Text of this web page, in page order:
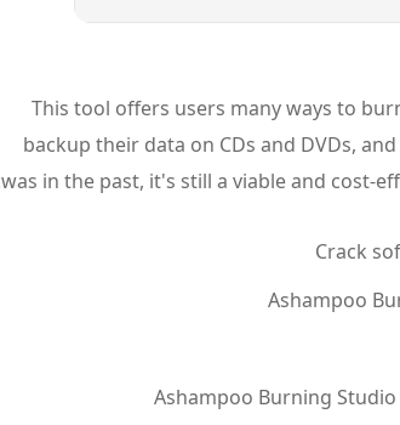
This tool offers users many ways to
backup their data on CDs and DVDs,
was in the past, it's still a viable and cost-
Crack
Ashampoo
Ashampoo Burning Studio